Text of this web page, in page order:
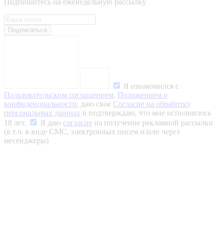
Подписаться
Я ознакомился с
Пользовательским соглашением, Положением о
конфиденциальности, даю свое Согласие на обработку
персональных данных и подтверждаю, что мне исполнилось
18 лет.
Я даю согласие на получение рекламной рассылки
(в т.ч. в виде СМС, электронных писем и/или через
месенджеры)